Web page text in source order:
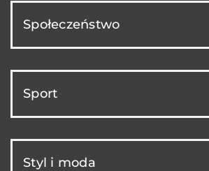
Społeczeństwo
Sport
Styl i moda